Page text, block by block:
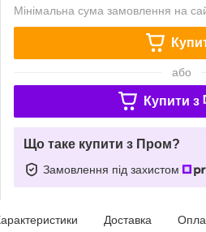
Мінімальна сума замовлення на
або
Купити з
Що таке купити з Пром?
Замовлення під захистом
Доставка